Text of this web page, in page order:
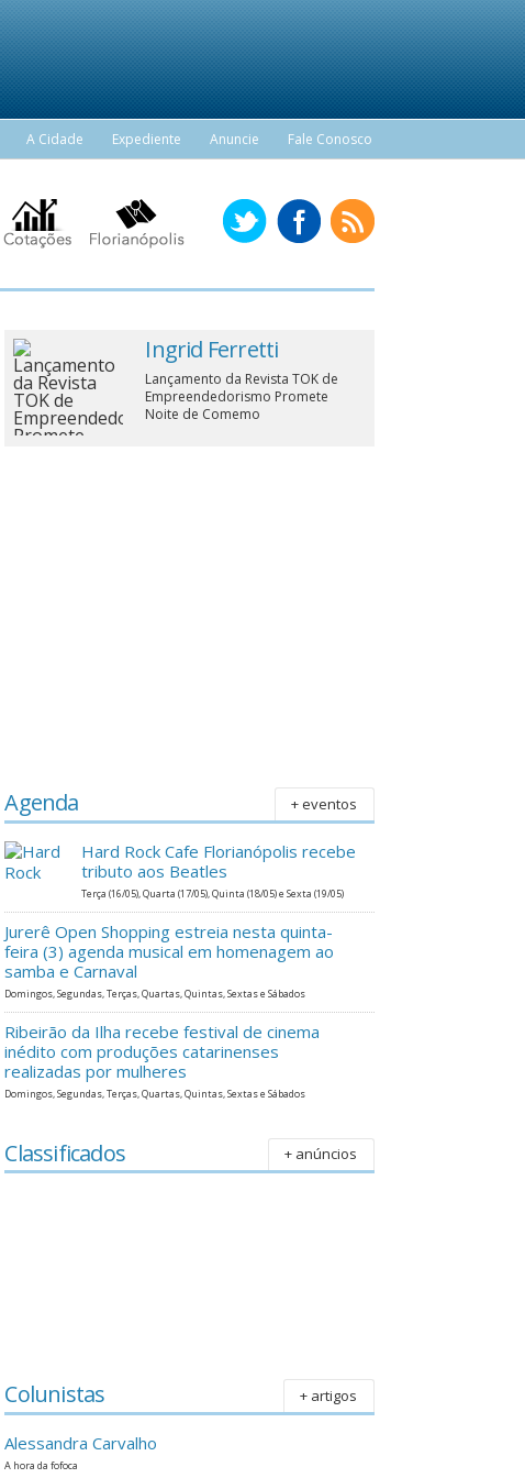
A Cidade Expediente Anuncie Fale Conosco
Ingrid Ferretti
Lançamento da Revista TOK de
Empreendedorismo Promete
Noite de Comemo
Agenda + eventos
Hard Rock Cafe Florianópolis recebe
tributo aos Beatles
Terça (16/05), Quarta (17/05), Quinta (18/05) e Sexta (19/05)
Jurerê Open Shopping estreia nesta quinta-
feira (3) agenda musical em homenagem ao
samba e Carnaval
Domingos, Segundas, Terças, Quartas, Quintas, Sextas e Sábados
Ribeirão da Ilha recebe festival de cinema
inédito com produções catarinenses
realizadas por mulheres
Domingos, Segundas, Terças, Quartas, Quintas, Sextas e Sábados
Classificados + anúncios
Colunistas + artigos
Alessandra Carvalho
A hora da fofoca